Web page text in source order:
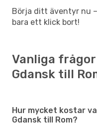
Börja ditt äventyr nu
bara ett klick bort!
Vanliga
Gdansk till
Hur mycket kostar
Gdansk till Rom?